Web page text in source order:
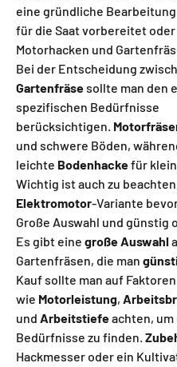
eine gründliche
für die Saat vorbereitet
Motorhacken und
Bei der Entscheidung
Gartenfräsesollte man den
spezifischen Bedürfnisse
berücksichtigen.
und schwere Böden,
leichte Bodenhackefür
Wichtig ist auch zu
Elektromotor-Variante
Große Auswahl und günstig
Es gibt eine große Auswahl
Gartenfräsen, die man
Kauf sollte man auf Faktoren
wie Motorleistung,
und Arbeitstiefeachten, um
Bedürfnisse zu finden.
Hackmesser oder ein